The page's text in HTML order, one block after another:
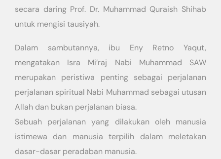
secara daring Prof. Dr. Muhammad Quraish Shihab
untuk mengisi tausiyah.
Dalam sambutannya, ibu Eny Retno Yaqut,
mengatakan Isra Mi’raj Nabi Muhammad SAW
merupakan peristiwa penting sebagai perjalanan
perjalanan spiritual Nabi Muhammad sebagai utusan
Allah dan bukan perjalanan biasa.
Sebuah perjalanan yang dilakukan oleh manusia
istimewa dan manusia terpilih dalam meletakan
dasar-dasar peradaban manusia.